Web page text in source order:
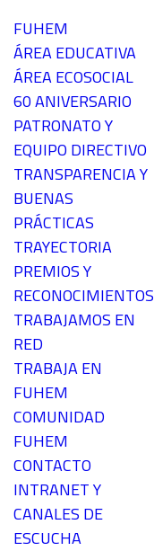
FUHEM
ÁREA EDUCATIVA
ÁREA ECOSOCIAL
60 ANIVERSARIO
PATRONATO Y
EQUIPO DIRECTIVO
TRANSPARENCIA Y
BUENAS
PRÁCTICAS
TRAYECTORIA
PREMIOS Y
RECONOCIMIENTOS
TRABAJAMOS EN
RED
TRABAJA EN
FUHEM
COMUNIDAD
FUHEM
CONTACTO
INTRANET Y
CANALES DE
ESCUCHA